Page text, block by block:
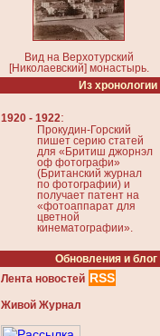
Вид на Верхотурский
[Николаевский] монастырь.
Из хронологии
1920 - 1922:
Прокудин-Горский
пишет серию статей
для «Бритиш джорнэл
оф фотографи»
(Британский журнал
по фотографии) и
получает патент на
«фотоаппарат для
цветной
кинематографии».
Обновления и блог
Лента новостей RSS
Живой Журнал